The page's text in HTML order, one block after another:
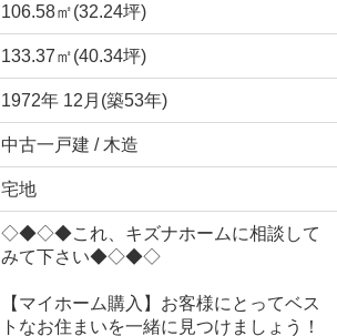
106.58㎡(32.24坪)
133.37㎡(40.34坪)
1972年 12月(築53年)
中古一戸建 / 木造
宅地
◇◆◇◆これ、キズナホームに相談して
みて下さい◆◇◆◇
【マイホーム購入】お客様にとってベス
トなお住まいを一緒に見つけましょう！